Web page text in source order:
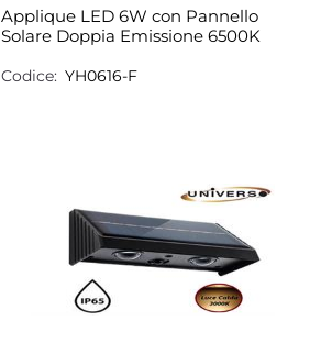
Applique LED 6W con Pannello
Solare Doppia Emissione 6500K
Codice: YH0616-F